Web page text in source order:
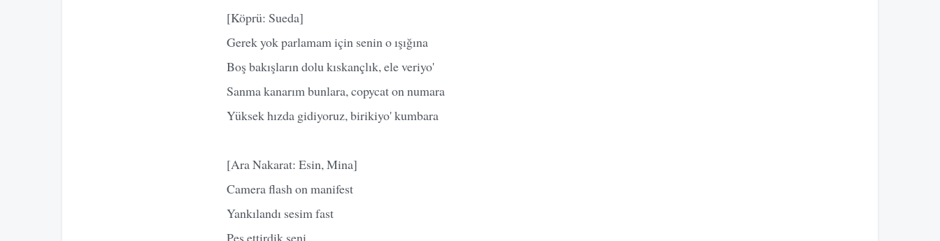
[Köprü: Sueda]
Gerek yok parlamam için senin o ışığına
Boş bakışların dolu kıskançlık, ele veriyo'
Sanma kanarım bunlara, copycat on numara
Yüksek hızda gidiyoruz, birikiyo' kumbara
[Ara Nakarat: Esin, Mina]
Camera flash on manifest
Yankılandı sesim fast
Pes ettirdik seni